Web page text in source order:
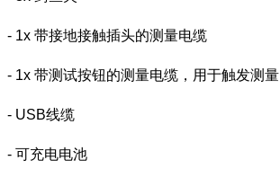
- 1x 带接地接触插头的测量电缆
- 1x 带测试按钮的测量电缆，用于触发测量
- USB线缆
- 可充电电池